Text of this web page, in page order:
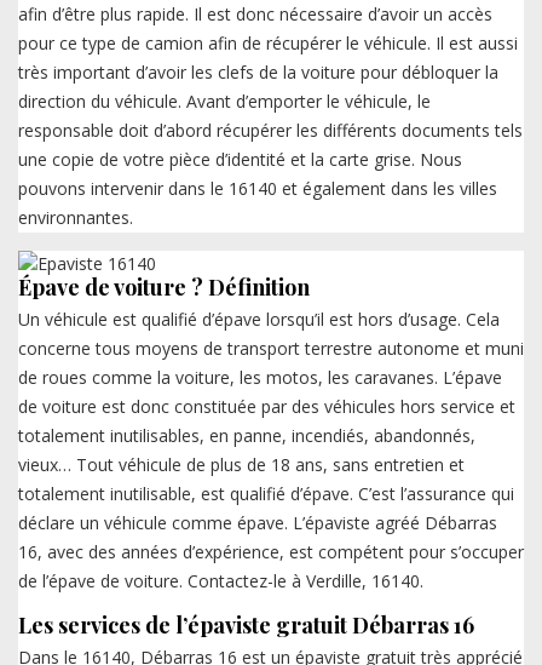
afin d’être plus rapide. Il est donc nécessaire d’avoir un accès
pour ce type de camion afin de récupérer le véhicule. Il est aussi
très important d’avoir les clefs de la voiture pour débloquer la
direction du véhicule. Avant d’emporter le véhicule, le
responsable doit d’abord récupérer les différents documents tels
une copie de votre pièce d’identité et la carte grise. Nous
pouvons intervenir dans le 16140 et également dans les villes
environnantes.
Épave de voiture ? Définition
Un véhicule est qualifié d’épave lorsqu’il est hors d’usage. Cela
concerne tous moyens de transport terrestre autonome et muni
de roues comme la voiture, les motos, les caravanes. L’épave
de voiture est donc constituée par des véhicules hors service et
totalement inutilisables, en panne, incendiés, abandonnés,
vieux… Tout véhicule de plus de 18 ans, sans entretien et
totalement inutilisable, est qualifié d’épave. C’est l’assurance qui
déclare un véhicule comme épave. L’épaviste agréé Débarras
16, avec des années d’expérience, est compétent pour s’occuper
de l’épave de voiture. Contactez-le à Verdille, 16140.
Les services de l’épaviste gratuit Débarras 16
Dans le 16140, Débarras 16 est un épaviste gratuit très apprécié